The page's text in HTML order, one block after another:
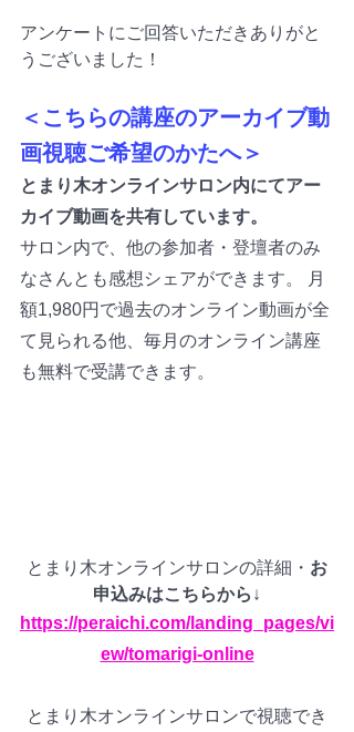
アンケートにご回答いただきありがと
うございました！
＜こちらの講座のアーカイブ動
画視聴ご希望のかたへ＞
とまり木オンラインサロン内にてアー
カイブ動画を共有しています。
サロン内で、他の参加者・登壇者のみ
なさんとも感想シェアができます。 月
額1,980円で過去のオンライン動画が全
て見られる他、毎月のオンライン講座
も無料で受講できます。
とまり木オンラインサロンの詳細・ お
申込みはこちらから ↓
https://peraichi.com/landing_pages/vi
ew/tomarigi-online
とまり木オンラインサロンで視聴でき